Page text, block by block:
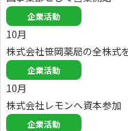
企業活動
10月
株式会社笹岡薬局の全株式
企業活動
10月
株式会社レモンへ資本参加
企業活動